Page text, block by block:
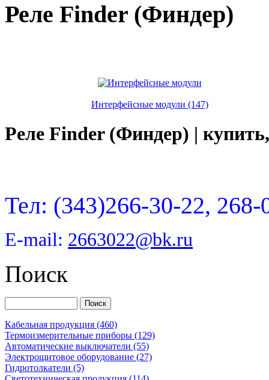
Реле Finder (Финдер)
Интерфейсные модули (147)
Реле Finder (Финдер) |
Тел: (343)266-30-22,
E-mail: 2663022@bk.ru
Поиск
Кабельная продукция (460)
Термоизмерительные приборы (129)
Автоматические выключатели (55)
Электрощитовое оборудование (27)
Гидротолкатели (5)